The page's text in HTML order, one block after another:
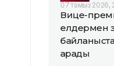
07 тамыз 2026,
Вице-
елдермен
қарады